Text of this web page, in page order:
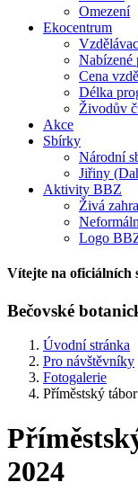
Omezení
Ekocentrum
Nabízené
Cena
Délka
Živodův
Akce
Sbírky
Národní
Jiřiny
Aktivity BBZ
Živá
Logo
Vítejte na oficiálních
Bečovské
Úvodní stránka
Pro návštěvníky
Fotogalerie
Příměstský
2024